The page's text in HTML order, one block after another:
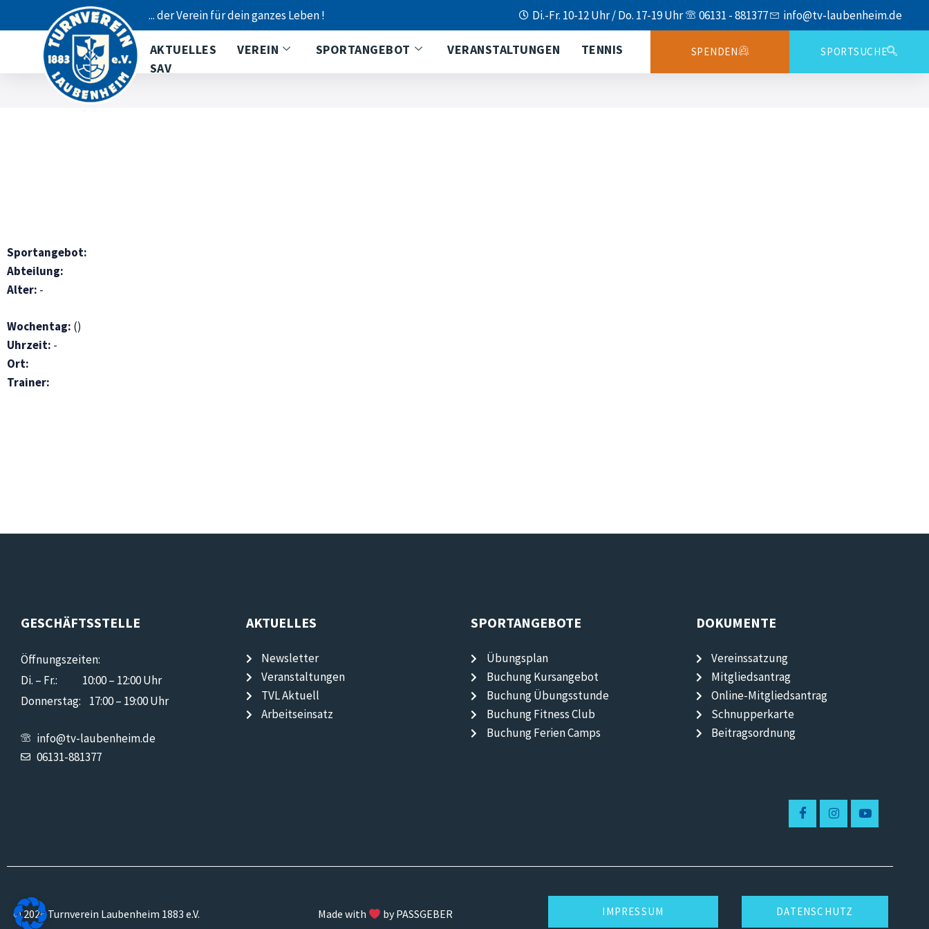
... der Verein für dein ganzes Leben ! Di.-Fr. 10-12 Uhr / Do. 17-19 Uhr 06131 - 881377 info@tv-laubenheim.de
AKTUELLES VEREIN SPORTANGEBOT VERANSTALTUNGEN
TENNIS
SAV
SPENDEN SPORTSUCHE
Sportangebot:
Abteilung:
Alter: -
Wochentag: ()
Uhrzeit: -
Ort:
Trainer:
GESCHÄFTSSTELLE
Öffnungszeiten:
Di. – Fr.: 10:00 – 12:00 Uhr
Donnerstag: 17:00 – 19:00 Uhr
info@tv-laubenheim.de
06131-881377
AKTUELLES
Newsletter
Veranstaltungen
TVL Aktuell
Arbeitseinsatz
SPORTANGEBOTE
Übungsplan
Buchung Kursangebot
Buchung Übungsstunde
Buchung Fitness Club
Buchung Ferien Camps
DOKUMENTE
Vereinssatzung
Mitgliedsantrag
Online-Mitgliedsantrag
Schnupperkarte
Beitragsordnung
© 2026 Turnverein Laubenheim 1883 e.V. Made with by PASSGEBER IMPRESSUM DATENSCHUTZ